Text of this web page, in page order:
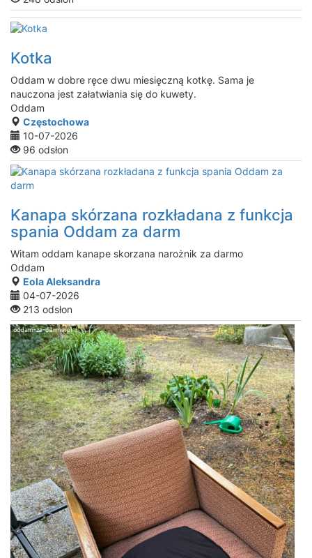
Kotka
Oddam w dobre ręce dwu miesięczną kotkę. Sama je
nauczona jest załatwiania się do kuwety.
Oddam
Częstochowa
10-07-2026
96 odsłon
Kanapa skórzana rozkładana z funkcja
spania Oddam za darm
Witam oddam kanape skorzana narożnik za darmo
Oddam
Eola Aleksandra
04-07-2026
213 odsłon